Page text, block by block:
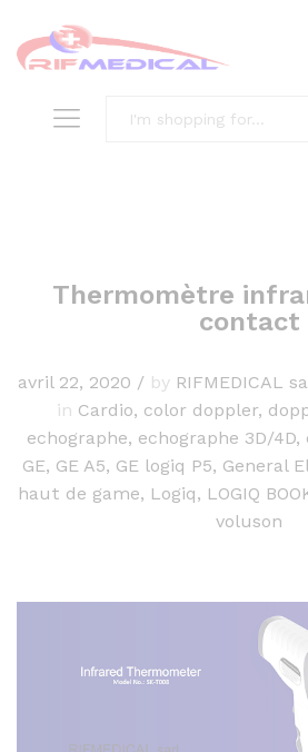
Thermomètre
contact
avril 22, 2020 / by RIFMEDICAL
in Cardio, color doppler,
echographe, echographe 3D/4D,
GE, GE A5, GE logiq P5, General
haut de game, Logiq, LOGIQ
voluson